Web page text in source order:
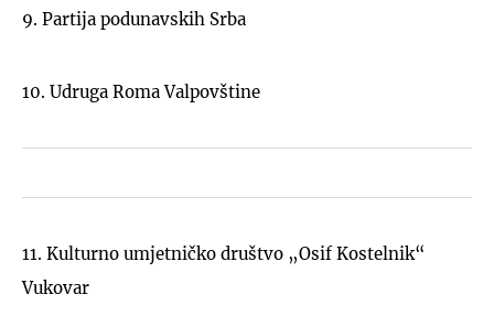
9. Partija podunavskih Srba
10. Udruga Roma Valpovštine
11. Kulturno umjetničko društvo „Osif Kostelnik“
Vukovar